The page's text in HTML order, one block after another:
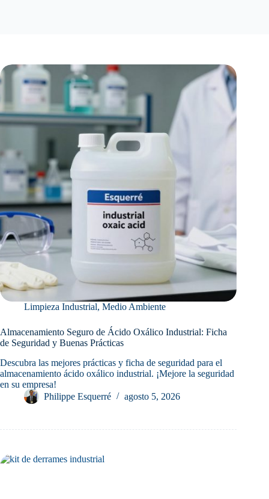
Limpieza Industrial, Medio Ambiente
Almacenamiento Seguro de Ácido Oxálico Industrial: Ficha
de Seguridad y Buenas Prácticas
Descubra las mejores prácticas y ficha de seguridad para el
almacenamiento ácido oxálico industrial. ¡Mejore la seguridad
en su empresa!
Philippe Esquerré
agosto 5, 2026